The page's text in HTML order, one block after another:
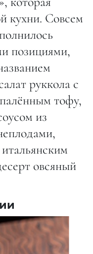
кухни. Совсем
позициями,
руккола с
тофу,
из
овсяный